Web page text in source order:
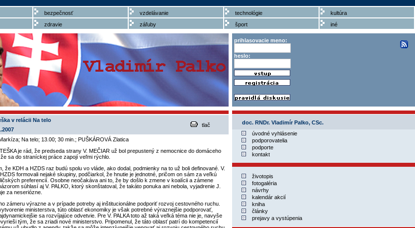
bezpečnosť vzdelávanie technológie
kultúra
zdravie záľuby šport iné
prihlasovacie meno:
heslo:
v relácii Na telo
tlač
Na telo; 13.00; 30 min.; PUŠKÁROVÁ Zlatica
je rád, že predseda strany V. MEČIAR už bol prepustený z nemocnice do domáceho
sa do straníckej práce zapojí veľmi rýchlo.
že KDH a HZDS raz budú spolu vo vláde, ako dodal, podmienky na to už boli definované. V.
formovali nejaké skupiny, podčiarkol, že hnutie je jednotné, pričom on sám za veľkú
preferencií. Osobne neočakáva ani to, že by došlo k zmene v koalícii a zámene
súhlasí aj V. PALKO, ktorý skonštatoval, že takáto ponuka ani nebola, vyjadrenie J.
za neseriózne.
zámeru výrazne a v prípade potreby aj inštitucionálne podporiť rozvoj cestovného ruchu.
ministerstva, túto oblasť ekonomiky je však potrebné výraznejšie podporovať,
sa rozvíjajúce odvetvie. Pre V. PALKA toto až taká veľká téma nie je, navyše
tým, že sa zriadi nové ministerstvo. Pripomenul, že táto oblasť patrí do kompetencií
doc. RNDr. Vladimír Palko, CSc.
úvodné vyhlásenie
podporovatelia
podporte
kontakt
životopis
fotogaléria
návrhy
kalendár akcií
kniha
články
prejavy a vystúpenia